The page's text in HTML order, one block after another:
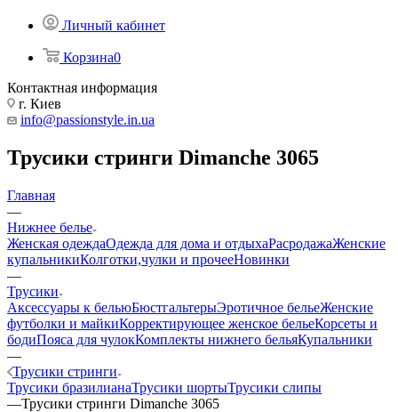
Личный кабинет
Корзина0
Контактная информация
г. Киев
info@passionstyle.in.ua
Трусики стринги Dimanche 3065
Главная
—
Нижнее белье
Женская одеждаОдежда для дома и отдыхаРасродажаЖенские
купальникиКолготки,чулки и прочееНовинки
—
Трусики
Аксессуары к бельюБюстгальтерыЭротичное бельеЖенские
футболки и майкиКорректирующее женское бельеКорсеты и
бодиПояса для чулокКомплекты нижнего бельяКупальники
—
Трусики стринги
Трусики бразилианаТрусики шортыТрусики слипы
—Трусики стринги Dimanche 3065